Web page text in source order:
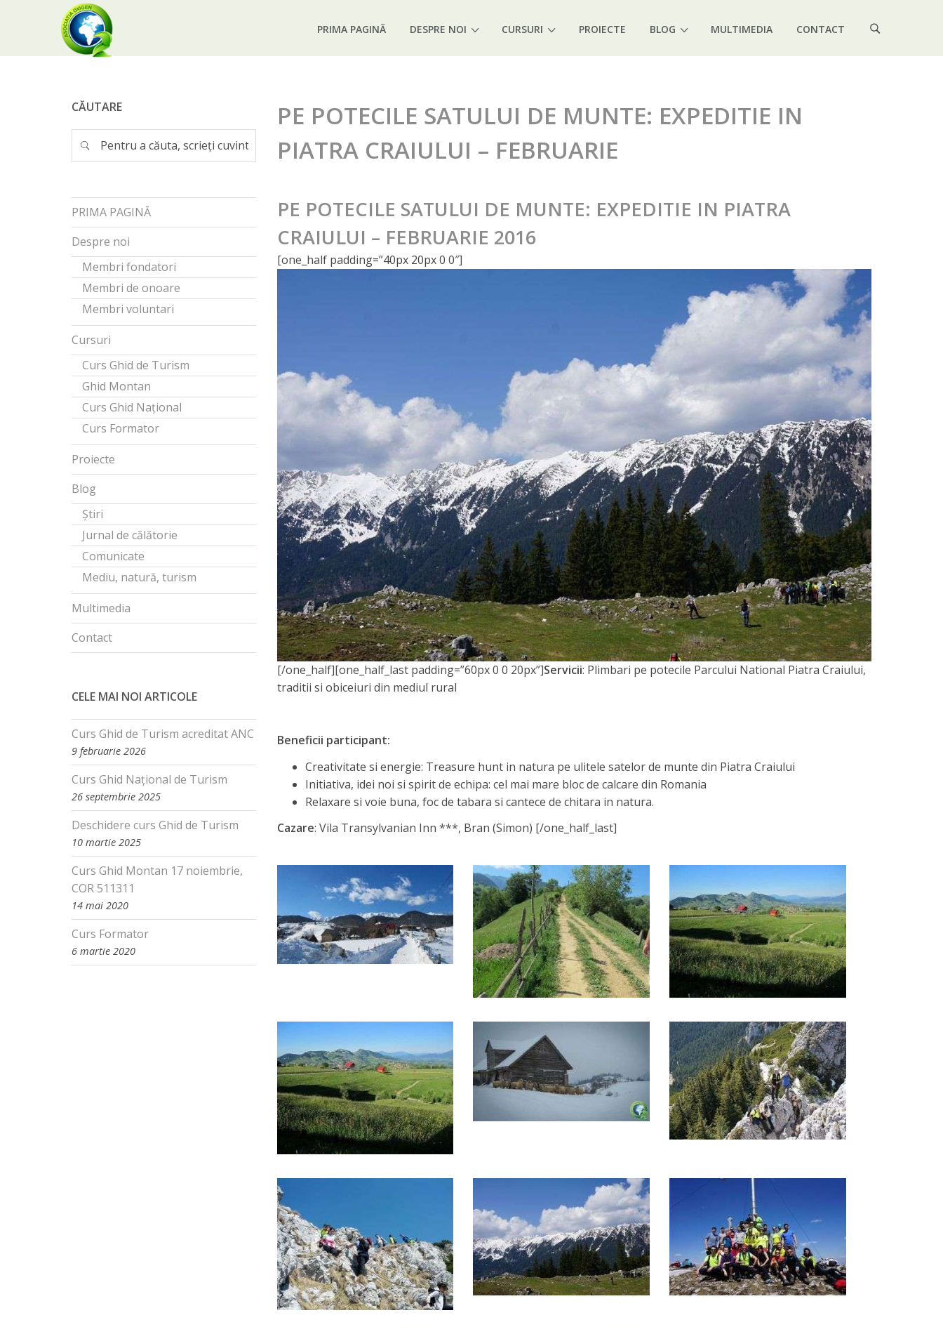
PRIMA PAGINĂ DESPRE NOI CURSURI PROIECTE BLOG MULTIMEDIA CONTACT
PE POTECILE SATULUI DE MUNTE: EXPEDITIE IN
PIATRA CRAIULUI – FEBRUARIE
PE POTECILE SATULUI DE MUNTE: EXPEDITIE IN PIATRA
CRAIULUI – FEBRUARIE 2016
[one_half padding=”40px 20px 0 0″]
[/one_half][one_half_last padding=”60px 0 0 20px”]Servicii: Plimbari pe potecile Parcului National Piatra Craiului,
traditii si obiceiuri din mediul rural
Beneficii participant:
Creativitate si energie: Treasure hunt in natura pe ulitele satelor de munte din Piatra Craiului
Initiativa, idei noi si spirit de echipa: cel mai mare bloc de calcare din Romania
Relaxare si voie buna, foc de tabara si cantece de chitara in natura.
Cazare: Vila Transylvanian Inn ***, Bran (Simon) [/one_half_last]
CĂUTARE
PRIMA PAGINĂ
Despre noi
Membri fondatori
Membri de onoare
Membri voluntari
Cursuri
Curs Ghid de Turism
Ghid Montan
Curs Ghid Național
Curs Formator
Proiecte
Blog
Știri
Jurnal de călătorie
Comunicate
Mediu, natură, turism
Multimedia
Contact
CELE MAI NOI ARTICOLE
Curs Ghid de Turism acreditat ANC
9 februarie 2026
Curs Ghid Național de Turism
26 septembrie 2025
Deschidere curs Ghid de Turism
10 martie 2025
Curs Ghid Montan 17 noiembrie,
COR 511311
14 mai 2020
Curs Formator
6 martie 2020